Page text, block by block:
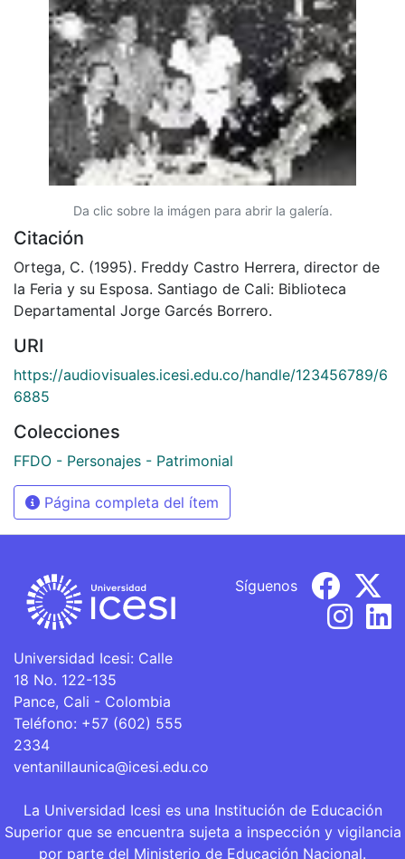
Da clic sobre la imágen para abrir la galería.
Citación
Ortega, C. (1995). Freddy Castro Herrera, director de
la Feria y su Esposa. Santiago de Cali: Biblioteca
Departamental Jorge Garcés Borrero.
URI
https://audiovisuales.icesi.edu.co/handle/123456789/6
6885
Colecciones
FFDO - Personajes - Patrimonial
Página completa del ítem
Universidad Icesi: Calle
18 No. 122-135
Pance, Cali - Colombia
Teléfono: +57 (602) 555
2334
ventanillaunica@icesi.edu.co
Síguenos
La Universidad Icesi es una Institución de Educación
Superior que se encuentra sujeta a inspección y vigilancia
por parte del Ministerio de Educación Nacional.